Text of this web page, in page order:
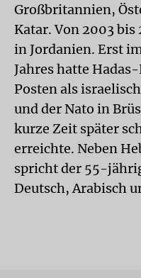
Großbritannien,
Katar. Von 2003
in Jordanien. Erst
Jahres hatte
Posten als
und der Nato in
kurze Zeit später
erreichte. Neben
spricht der 55-
Deutsch, Arabisch